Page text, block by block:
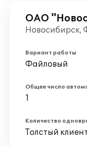
ОАО
Новосибирск,
Вариант работы
Файловый
Общее число
1
Количество
Толстый